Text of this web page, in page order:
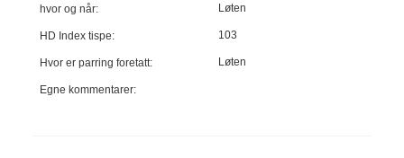
hvor og når: Løten
HD Index tispe: 103
Hvor er parring foretatt: Løten
Egne kommentarer: